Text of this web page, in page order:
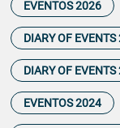
EVENTOS 2026
DIARY OF
DIARY OF
EVENTOS 2024